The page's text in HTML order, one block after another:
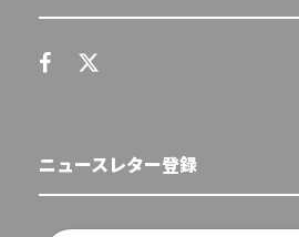
ニュースレター登録